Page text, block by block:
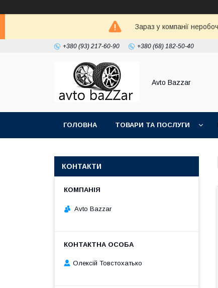
Зараз у компанії
+380 (93) 217-60-90 +380 (68) 182-50-40
Avto Bazzar
ГОЛОВНА ТОВАРИ ТА ПОСЛУГИ
КОНТАКТИ
Avto Bazzar
Олексій Товстохатько